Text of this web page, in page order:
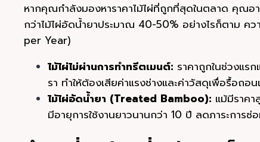
หากคุณกำลังมองหาราคาไม้ไผ่ที่ถูกที่สุดในตลาด คุณอ
กว่าไม้ไผ่อัดน้ำยาประมาณ 40-50% อย่างไรก็ตาม
per Year)
ไม้ไผ่ไม่ผ่านการทำทรีตเมนต์: ราคาถูกในช่วงแร
รา ทำให้ต้องเสียค่าแรงช่างและค่าวัสดุเพื่อรื้อถอ
ไม้ไผ่อัดน้ำยา (Treated Bamboo): แม้มีราคา
มีอายุการใช้งานยาวนานกว่า 10 ปี ลดภาระการ